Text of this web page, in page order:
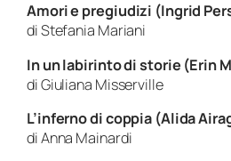
Amori e pregiudizi (Ingrid
di Stefania Mariani
In un labirinto di storie (Erin
di Giuliana Misserville
L’inferno di coppia (Alida
di Anna Mainardi